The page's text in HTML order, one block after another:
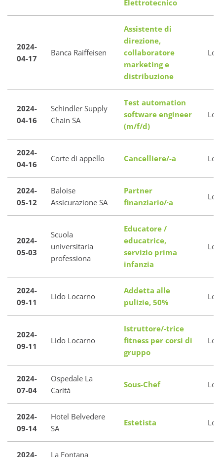
Elettrotecnico
2024-
04-17
Banca Raiffeisen
Assistente di
direzione,
collaboratore
marketing e
distribuzione
2024-
04-16
Schindler Supply
Chain SA
Test automation
software engineer
(m/f/d)
2024-
04-16
Corte di appello Cancelliere/-a
2024-
05-12
Baloise
Assicurazione SA
Partner
finanziario/·a
2024-
05-03
Scuola
universitaria
professiona
Educatore /
educatrice,
servizio prima
infanzia
2024-
09-11
Lido Locarno
Addetta alle
pulizie, 50%
2024-
09-11
Lido Locarno
Istruttore/-trice
fitness per corsi di
gruppo
2024-
07-04
Ospedale La
Carità
Sous-Chef
2024-
09-14
Hotel Belvedere
SA
Estetista
2024- La Fontana